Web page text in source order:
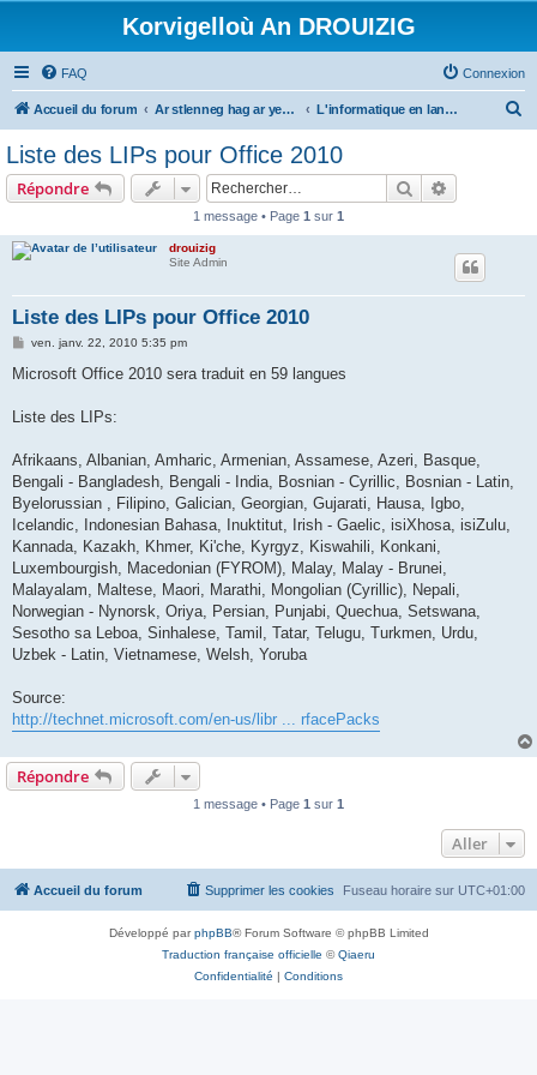
Korvigelloù An DROUIZIG
FAQ Connexion
Accueil du forum Ar stlenneg hag ar yezhoù bihan er bed a-bezh L'informatique en langues régionales et minoritaires
Liste des LIPs pour Office 2010
Répondre Rechercher
1 message • Page 1 sur 1
drouizig
Site Admin
Liste des LIPs pour Office 2010
M
s
g
ven. janv. 22, 2010 5:35 pm
Microsoft Office 2010 sera traduit en 59 langues
Liste des LIPs:
Afrikaans, Albanian, Amharic, Armenian, Assamese, Azeri, Basque,
Bengali - Bangladesh, Bengali - India, Bosnian - Cyrillic, Bosnian - Latin,
Byelorussian , Filipino, Galician, Georgian, Gujarati, Hausa, Igbo,
Icelandic, Indonesian Bahasa, Inuktitut, Irish - Gaelic, isiXhosa, isiZulu,
Kannada, Kazakh, Khmer, Ki'che, Kyrgyz, Kiswahili, Konkani,
Luxembourgish, Macedonian (FYROM), Malay, Malay - Brunei,
Malayalam, Maltese, Maori, Marathi, Mongolian (Cyrillic), Nepali,
Norwegian - Nynorsk, Oriya, Persian, Punjabi, Quechua, Setswana,
Sesotho sa Leboa, Sinhalese, Tamil, Tatar, Telugu, Turkmen, Urdu,
Uzbek - Latin, Vietnamese, Welsh, Yoruba
Source:
http://technet.microsoft.com/en-us/libr ... rfacePacks
Répondre
1 message • Page 1 sur 1
Aller
Accueil du forum Fuseau horaire sur UTC+01:00
Supprimer les cookies
Développé parphpBB® Forum Software © phpBB Limited
Traduction française officielle ©Qiaeru
Confidentialité | Conditions